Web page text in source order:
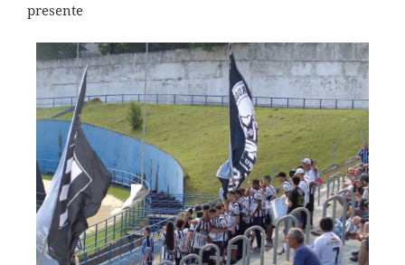
presente